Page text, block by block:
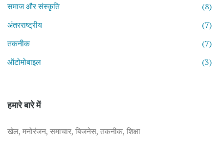
समाज और संस्कृति
(8)
अंतरराष्ट्रीय
(7)
तकनीक
(7)
ऑटोमोबाइल
(3)
हमारे बारे में
खेल, मनोरंजन, समाचार, बिजनेस, तकनीक, शिक्षा